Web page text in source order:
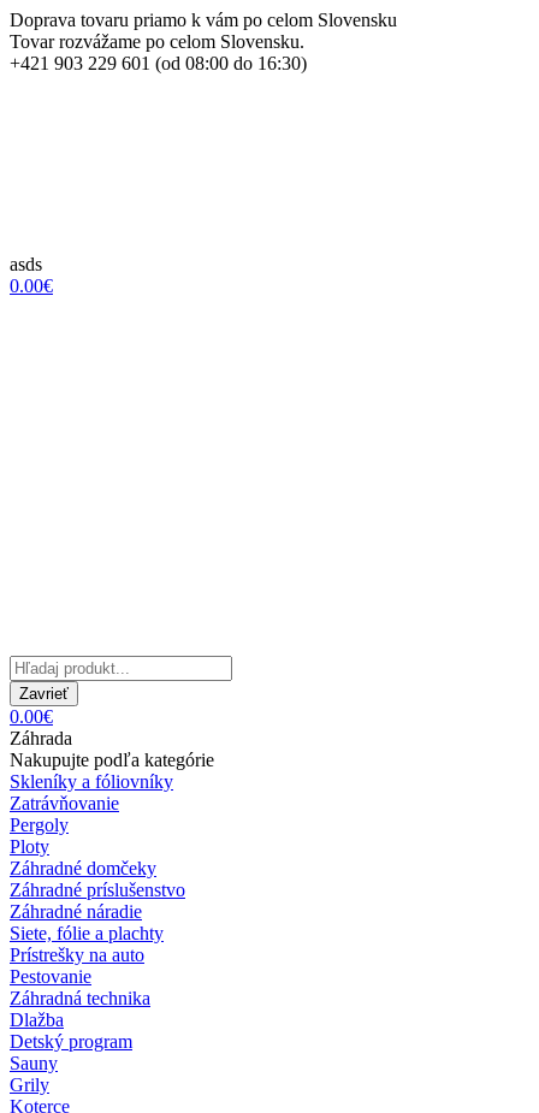
Doprava tovaru priamo k vám po celom Slovensku
Tovar rozvážame po celom Slovensku.
+421 903 229 601 (od 08:00 do 16:30)
asds
0.00€
Zavrieť
0.00€
Záhrada
Nakupujte podľa kategórie
Skleníky a fóliovníky
Zatrávňovanie
Pergoly
Ploty
Záhradné domčeky
Záhradné príslušenstvo
Záhradné náradie
Siete, fólie a plachty
Prístrešky na auto
Pestovanie
Záhradná technika
Dlažba
Detský program
Sauny
Grily
Koterce